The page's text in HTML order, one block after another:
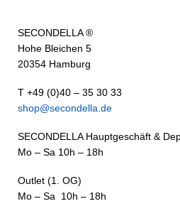
SECONDELLA ®
Hohe Bleichen 5
20354 Hamburg
T +49 (0)40 – 35 30 33
shop@secondella.de
SECONDELLA Hauptgeschäft &
Mo – Sa 10h – 18h
Outlet (1. OG)
Mo – Sa 10h – 18h